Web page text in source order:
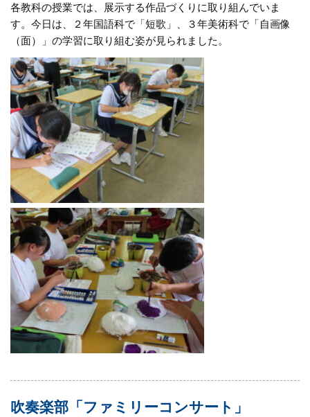
各教科の授業では、展示する作品づくりに取り組んでいま
す。今日は、２年国語科で「短歌」、３年美術科で「自画像
（面）」の学習に取り組む姿が見られました。
吹奏楽部「ファミリーコンサート」